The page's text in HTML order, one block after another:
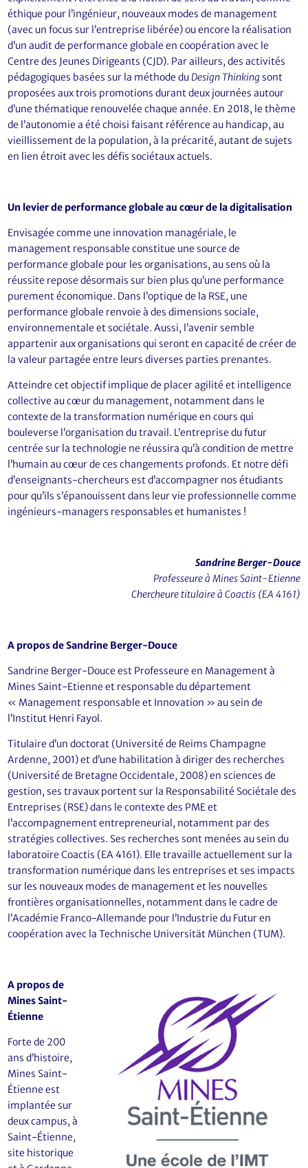
éthique pour l’ingénieur, nouveaux modes de management
(avec un focus sur l’entreprise libérée) ou encore la réalisation
d’un audit de performance globale en coopération avec le
Centre des Jeunes Dirigeants (CJD). Par ailleurs, des activités
pédagogiques basées sur la méthode duDesign Thinkingsont
proposées aux trois promotions durant deux journées autour
d’une thématique renouvelée chaque année. En 2018, le thème
de l’autonomie a été choisi faisant référence au handicap, au
vieillissement de la population, à la précarité, autant de sujets
en lien étroit avec les défis sociétaux actuels.
Un levier de performance globale au cœur de la digitalisation
Envisagée comme une innovation managériale, le
management responsable constitue une source de
performance globale pour les organisations, au sens où la
réussite repose désormais sur bien plus qu’une performance
purement économique. Dans l’optique de la RSE, une
performance globale renvoie à des dimensions sociale,
environnementale et sociétale. Aussi, l’avenir semble
appartenir aux organisations qui seront en capacité de créer de
la valeur partagée entre leurs diverses parties prenantes.
Atteindre cet objectif implique de placer agilité et intelligence
collective au cœur du management, notamment dans le
contexte de la transformation numérique en cours qui
bouleverse l’organisation du travail. L’entreprise du futur
centrée sur la technologie ne réussira qu’à condition de mettre
l’humain au cœur de ces changements profonds. Et notre défi
d’enseignants-chercheurs est d’accompagner nos étudiants
pour qu’ils s’épanouissent dans leur vie professionnelle comme
ingénieurs-managers responsables et humanistes !
Sandrine Berger-Douce
Professeure à Mines Saint-Etienne
Chercheure titulaire à Coactis (EA 4161)
A propos de Sandrine Berger-Douce
Sandrine Berger-Douce est Professeure en Management à
Mines Saint-Etienne et responsable du département
« Management responsable et Innovation » au sein de
l’Institut Henri Fayol.
Titulaire d’un doctorat (Université de Reims Champagne
Ardenne, 2001) et d’une habilitation à diriger des recherches
(Université de Bretagne Occidentale, 2008) en sciences de
gestion, ses travaux portent sur la Responsabilité Sociétale des
Entreprises (RSE) dans le contexte des PME et
l’accompagnement entrepreneurial, notamment par des
stratégies collectives. Ses recherches sont menées au sein du
laboratoire Coactis (EA 4161). Elle travaille actuellement sur la
transformation numérique dans les entreprises et ses impacts
sur les nouveaux modes de management et les nouvelles
frontières organisationnelles, notamment dans le cadre de
l’Académie Franco-Allemande pour l’Industrie du Futur en
coopération avec la Technische Universität München (TUM).
A propos de
Mines Saint-
Étienne
Forte de 200
ans d’histoire,
Mines Saint-
Étienne est
implantée sur
deux campus, à
Saint-Étienne,
site historique